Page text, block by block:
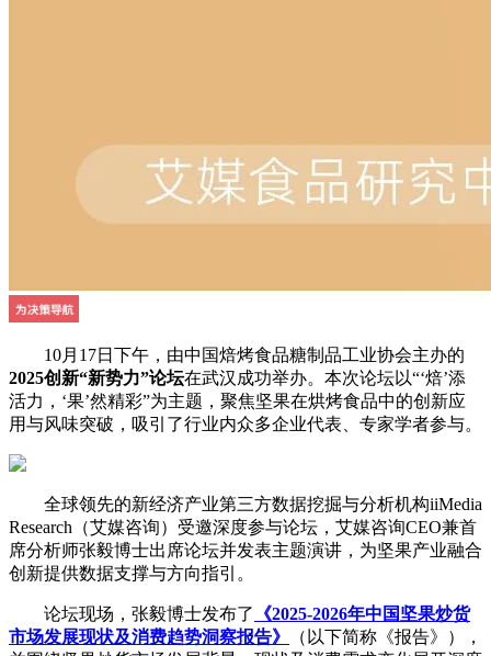
10月17日下午，由中国焙烤食品糖制品工业协会主办的
2025创新“新势力”论坛在武汉成功举办。本次论坛以“‘焙’添
活力，‘果’然精彩”为主题，聚焦坚果在烘烤食品中的创新应
用与风味突破，吸引了行业内众多企业代表、专家学者参与。
全球领先的新经济产业第三方数据挖掘与分析机构iiMedia
Research（艾媒咨询）受邀深度参与论坛，艾媒咨询CEO兼首
席分析师张毅博士出席论坛并发表主题演讲，为坚果产业融合
创新提供数据支撑与方向指引。
论坛现场，张毅博士发布了
《2025-2026年中国坚果炒货
市场发展现状及消费趋势洞察报告》
（以下简称《报告》），